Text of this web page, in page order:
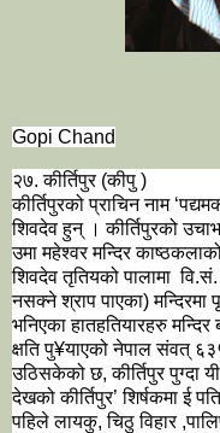
Gopi Chand
२७. कीर्तिपुर (कीपु )
कीर्तिपुरको प्राचिन नाम
शिवदेव हुन् । कीर्तिपुरको
उमा महेश्वर मन्दिर
शिवदेव तृतियको पालामा
नसक्ने श्राप पाएका) मन्दिरमा
भनिएका हातहतियारहरु
क्षति पु¥याएको नेपाल संवत्
उठिसकेको छ, कीर्तिपुर पुग्दा
देखको कीर्तिपुर’ शिर्षकमा ई
पहिले लायकु, चिठु विहार